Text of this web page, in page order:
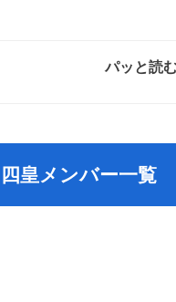
パッと読
皇メンバー一覧